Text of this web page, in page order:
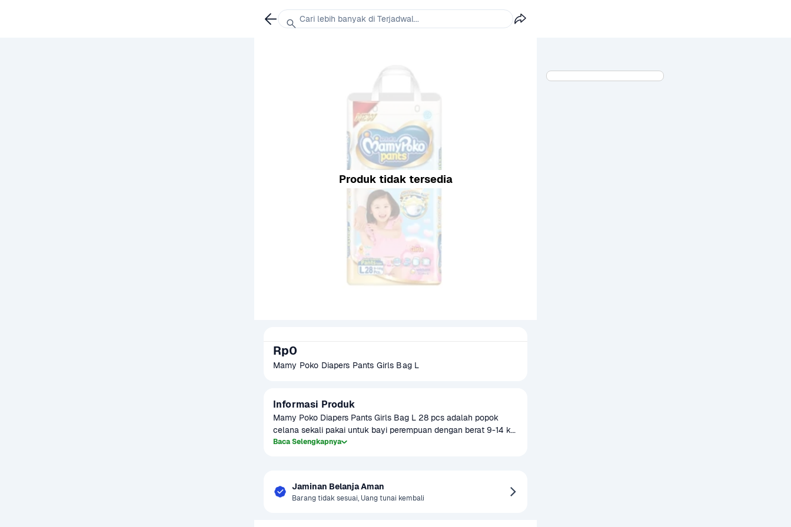
Produk tidak tersedia
Rp0
Mamy Poko Diapers Pants Girls Bag L
Informasi Produk
Mamy Poko Diapers Pants Girls Bag L 28 pcs adalah popok
celana sekali pakai untuk bayi perempuan dengan berat 9-14 kg.
Dilengkapi lapisan Crisscross Sheet yang menyerap cairan
Baca Selengkapnya
Jaminan Belanja Aman
Barang tidak sesuai, Uang tunai kembali
Cari lebih banyak di Terjadwal...